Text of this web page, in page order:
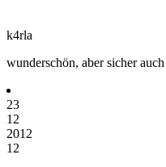
k4rla
wunderschön, aber sicher
23
12
2012
12